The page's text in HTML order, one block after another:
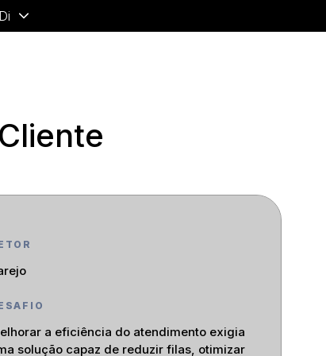
a eficiência do atendimento exigia
solução capaz de reduzir filas, otimizar